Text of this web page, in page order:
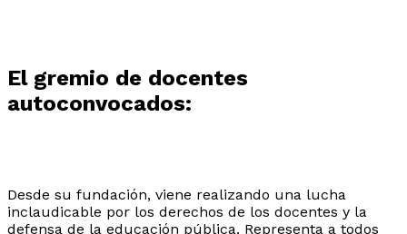
Servicios
Conozca nuestros beneficios y servicios.
El gremio de docentes
autoconvocados:
Desde su fundación, viene realizando una lucha
inclaudicable por los derechos de los docentes y la
defensa de la educación pública. Representa a todos